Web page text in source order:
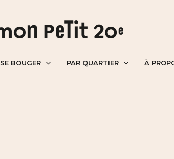
SE BOUGER PAR QUARTIER À